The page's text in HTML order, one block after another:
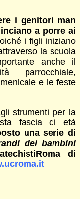
i genitori man
a porre ai
i figli iniziano
la scuola
anche il
parrocchiale,
e le feste
strumenti per la
fascia di età
una serie di
dei bambini
di